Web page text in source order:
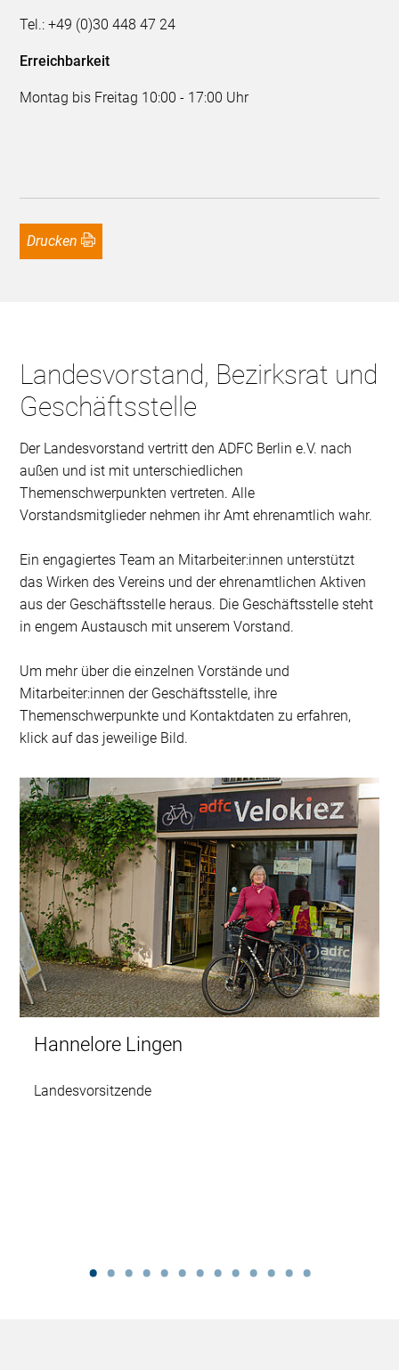
Tel.: +49 (0)30 448 47 24
Erreichbarkeit
Montag bis Freitag 10:00 - 17:00 Uhr
Drucken
Landesvorstand, Bezirksrat und
Geschäftsstelle
Der Landesvorstand vertritt den ADFC Berlin e.V. nach
außen und ist mit unterschiedlichen
Themenschwerpunkten vertreten. Alle
Vorstandsmitglieder nehmen ihr Amt ehrenamtlich wahr.
Ein engagiertes Team an Mitarbeiter:innen unterstützt
das Wirken des Vereins und der ehrenamtlichen Aktiven
aus der Geschäftsstelle heraus. Die Geschäftsstelle steht
in engem Austausch mit unserem Vorstand.
Um mehr über die einzelnen Vorstände und
Mitarbeiter:innen der Geschäftsstelle, ihre
Themenschwerpunkte und Kontaktdaten zu erfahren,
klick auf das jeweilige Bild.
Hannelore Lingen
Landesvorsitzende